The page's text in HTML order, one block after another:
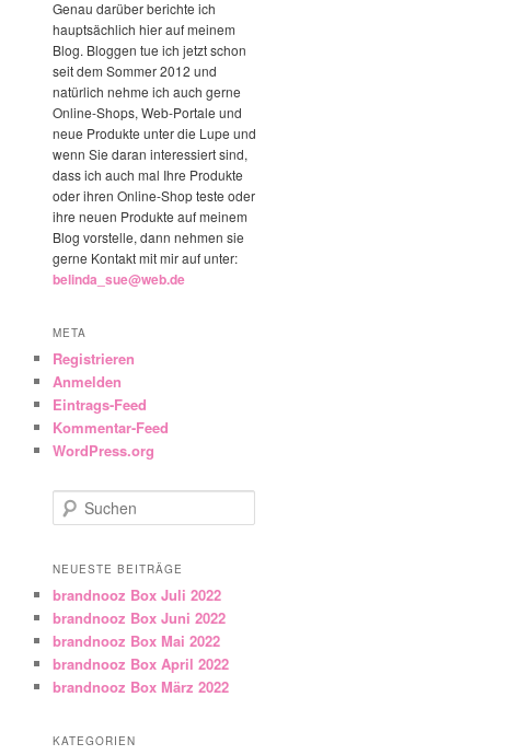
Genau darüber berichte ich
hauptsächlich hier auf meinem
Blog. Bloggen tue ich jetzt schon
seit dem Sommer 2012 und
natürlich nehme ich auch gerne
Online-Shops, Web-Portale und
neue Produkte unter die Lupe und
wenn Sie daran interessiert sind,
dass ich auch mal Ihre Produkte
oder ihren Online-Shop teste oder
ihre neuen Produkte auf meinem
Blog vorstelle, dann nehmen sie
gerne Kontakt mit mir auf unter:
belinda_sue@web.de
META
Registrieren
Anmelden
Eintrags-Feed
Kommentar-Feed
WordPress.org
Suchen
NEUESTE BEITRÄGE
brandnooz Box Juli 2022
brandnooz Box Juni 2022
brandnooz Box Mai 2022
brandnooz Box April 2022
brandnooz Box März 2022
KATEGORIEN